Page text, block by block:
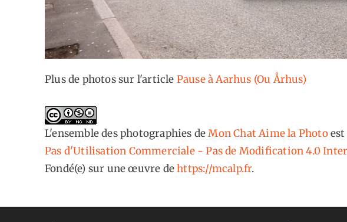
Plus de photos sur l'article Pause à Aarhus (Ou Århus)
L'ensemble des photographies deMon Chat Aime la Photoest
Pas d'Utilisation Commerciale - Pas de Modification 4.0
Fondé(e) sur une œuvre dehttps://mcalp.fr.